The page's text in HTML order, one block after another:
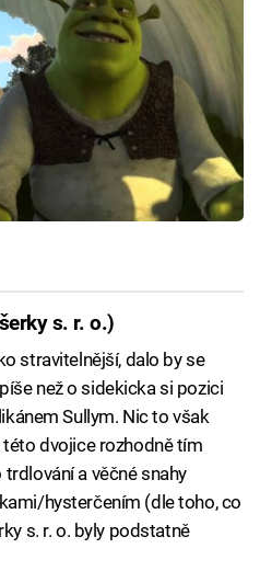
s. r. o.)
stravitelnější, dalo by se
než o sidekicka si pozici
Sullym. Nic to však
této dvojice rozhodně tím
a věčné snahy
hysterčením (dle toho, co
s. r. o. byly podstatně